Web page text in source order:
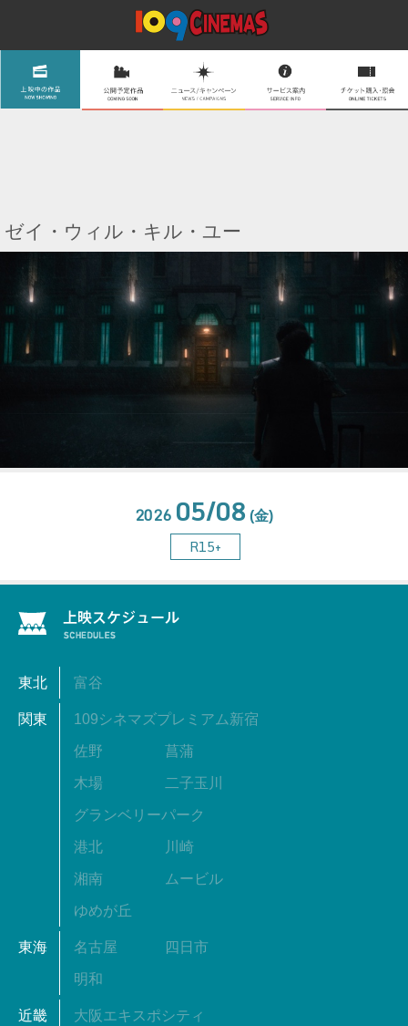
ゼイ・ウィル・キル・ユー
2026 05/08 (金)
R15+
東北 富谷
関東 109シネマズプレミアム新宿
佐野 菖蒲
木場 二子玉川
グランベリーパーク
港北 川崎
湘南 ムービル
ゆめが丘
東海 名古屋 四日市
明和
近畿 大阪エキスポシティ